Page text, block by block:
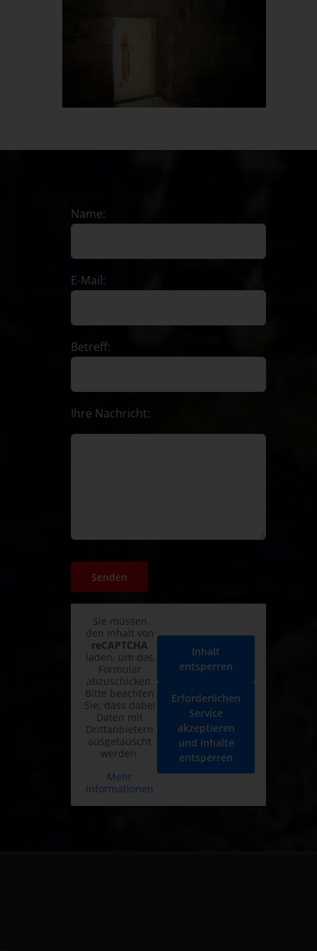
Name:
E-Mail:
Betreff:
Ihre Nachricht:
Sie müssen
den Inhalt von
reCAPTCHA
laden, um das
Formular
abzuschicken.
Bitte beachten
Sie, dass dabei
Daten mit
Drittanbietern
ausgetauscht
werden.
Mehr
Informationen
Inhalt
entsperren
Erforderlichen
Service
akzeptieren
und Inhalte
entsperren